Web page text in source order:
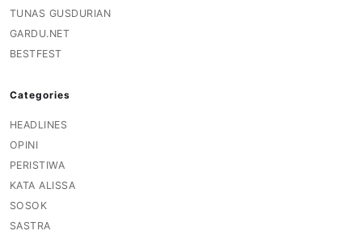
TUNAS GUSDURIAN
GARDU.NET
BESTFEST
Categories
HEADLINES
OPINI
PERISTIWA
KATA ALISSA
SOSOK
SASTRA